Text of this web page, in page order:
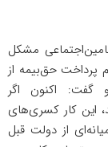
مشکل
پرداخت حق‌بیمه‌ از
گفت: اکنون اگر
این کار کسری‌های
از دولت قبل